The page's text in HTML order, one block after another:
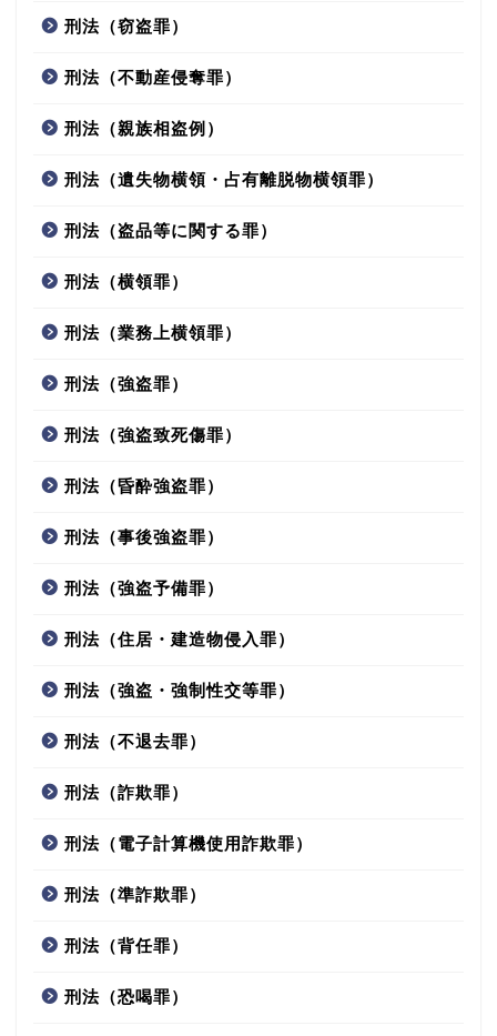
刑法（窃盗罪）
刑法（不動産侵奪罪）
刑法（親族相盗例）
刑法（遺失物横領・占有離脱物横領罪）
刑法（盗品等に関する罪）
刑法（横領罪）
刑法（業務上横領罪）
刑法（強盗罪）
刑法（強盗致死傷罪）
刑法（昏酔強盗罪）
刑法（事後強盗罪）
刑法（強盗予備罪）
刑法（住居・建造物侵入罪）
刑法（強盗・強制性交等罪）
刑法（不退去罪）
刑法（詐欺罪）
刑法（電子計算機使用詐欺罪）
刑法（準詐欺罪）
刑法（背任罪）
刑法（恐喝罪）